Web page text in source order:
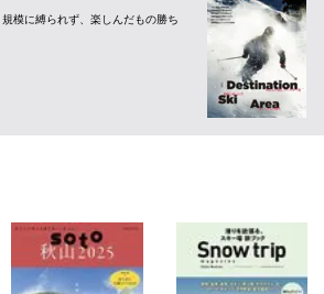
模に縛られず、楽しんだもの勝ち